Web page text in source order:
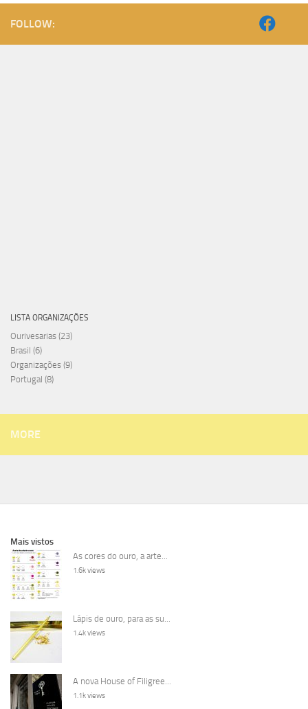
FOLLOW:
LISTA ORGANIZAÇÕES
Ourivesarias (23)
Brasil (6)
Organizações (9)
Portugal (8)
MORE
Mais vistos
As cores do ouro, a arte...
1.6k views
Lápis de ouro, para as su...
1.4k views
A nova House of Filigree...
1.1k views